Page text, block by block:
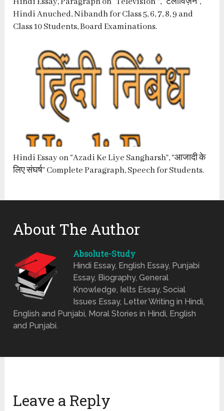
Hindi Anuched, Nibandh for Class 5, 6, 7, 8, 9 and
Class 10 Students, Board Examinations.
Hindi Essay on “Azadi Ke Liye Sangharsh”, “आजादी के
लिए संघर्ष” Complete Paragraph, Speech for Students.
About The Author
Absolute-Study
Hindi Essay, English Essay, Punjabi
Essay, Biography, General
Knowledge, Ielts Essay, Social
Issues Essay, Letter Writing in Hindi,
English and Punjabi, Moral Stories in Hindi, English
and Punjabi.
Leave a Reply